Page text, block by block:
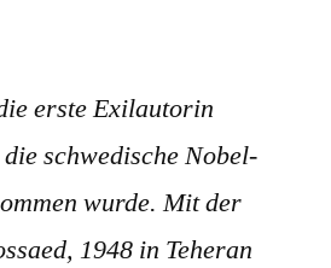
erste Exilautorin
schwedische Nobel-
wurde. Mit der
1948 in Teheran